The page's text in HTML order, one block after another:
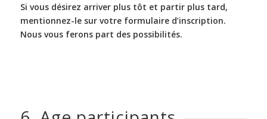
Si vous désirez arriver plus tôt et partir plus tard,
mentionnez-le sur votre formulaire d’inscription.
Nous vous ferons part des possibilités.